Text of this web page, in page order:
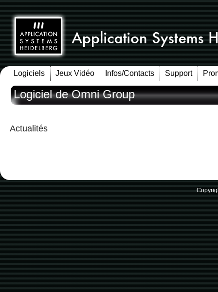
Logiciels Jeux Vidéo Infos/Contacts Support
Logiciel de Omni Group
Actualités